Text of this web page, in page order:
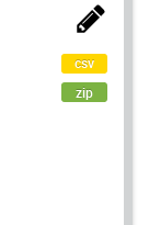
csv
zip